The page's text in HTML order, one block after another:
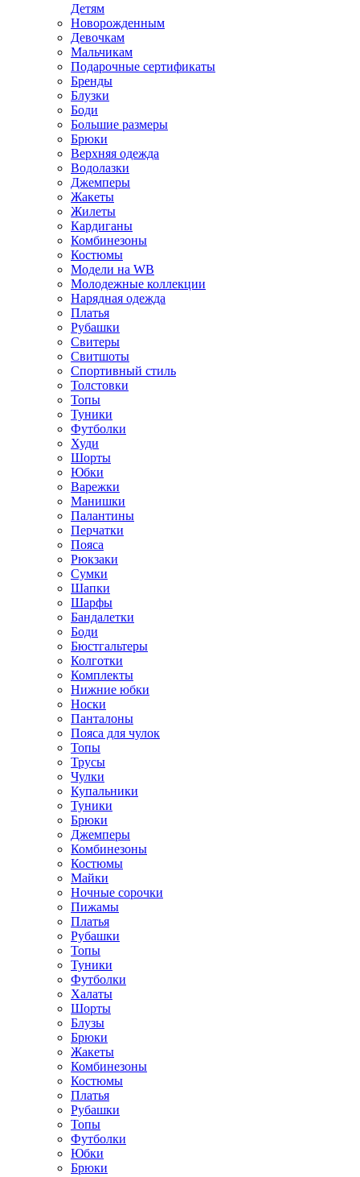
Детям
Новорожденным
Девочкам
Мальчикам
Подарочные сертификаты
Бренды
Блузки
Боди
Большие размеры
Брюки
Верхняя одежда
Водолазки
Джемперы
Жакеты
Жилеты
Кардиганы
Комбинезоны
Костюмы
Модели на WB
Молодежные коллекции
Нарядная одежда
Платья
Рубашки
Свитеры
Свитшоты
Спортивный стиль
Толстовки
Топы
Туники
Футболки
Худи
Шорты
Юбки
Варежки
Манишки
Палантины
Перчатки
Пояса
Рюкзаки
Сумки
Шапки
Шарфы
Бандалетки
Боди
Бюстгальтеры
Колготки
Комплекты
Нижние юбки
Носки
Панталоны
Поясa для чулок
Топы
Трусы
Чулки
Купальники
Туники
Брюки
Джемперы
Комбинезоны
Костюмы
Майки
Ночные сорочки
Пижамы
Платья
Рубашки
Топы
Туники
Футболки
Халаты
Шорты
Блузы
Брюки
Жакеты
Комбинезоны
Костюмы
Платья
Рубашки
Топы
Футболки
Юбки
Брюки